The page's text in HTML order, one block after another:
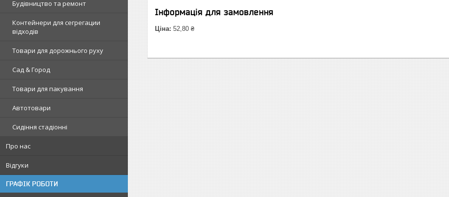
Будівництво та ремонт
Контейнери для сегрегации
відходів
Товари для дорожнього руху
Сад & Город
Товари для пакування
Автотовари
Сидіння стадіонні
Про нас
Відгуки
ГРАФІК РОБОТИ
Інформація для замовлення
Ціна: 52,80 ₴